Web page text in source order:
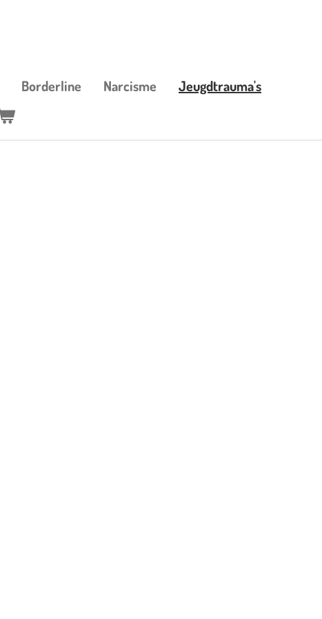
Borderline Narcisme
Jeugdtrauma's